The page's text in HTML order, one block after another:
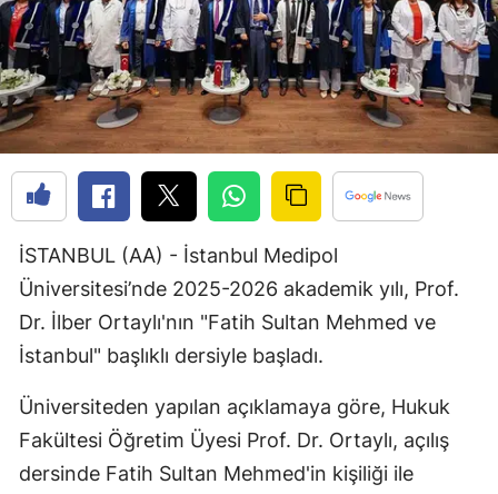
Çankırı
Çorum
Denizli
Diyarbakır
Edirne
Erzincan
Erzurum
Gaziantep
Giresun
İSTANBUL (AA) - İstanbul Medipol
Üniversitesi’nde 2025-2026 akademik yılı, Prof.
Dr. İlber Ortaylı'nın "Fatih Sultan Mehmed ve
İstanbul" başlıklı dersiyle başladı.
Üniversiteden yapılan açıklamaya göre, Hukuk
Fakültesi Öğretim Üyesi Prof. Dr. Ortaylı, açılış
dersinde Fatih Sultan Mehmed'in kişiliği ile